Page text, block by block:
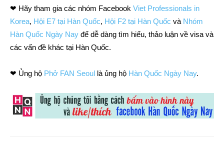
❤ Hãy tham gia các nhóm Facebook Viet Professionals in
Korea, Hội E7 tại Hàn Quốc, Hội F2 tại Hàn Quốc và Nhóm
Hàn Quốc Ngày Nay để dễ dàng tìm hiểu, thảo luận về visa và
các vấn đề khác tại Hàn Quốc.
❤ Ủng hộ Phở FAN Seoul là ủng hộ Hàn Quốc Ngày Nay.